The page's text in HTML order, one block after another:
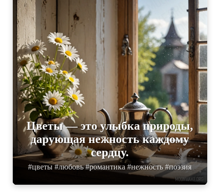
Цветы — это улыбка природы,
дарующая нежность каждому
сердцу.
#цветы #любовь #романтика #нежность #поэзия